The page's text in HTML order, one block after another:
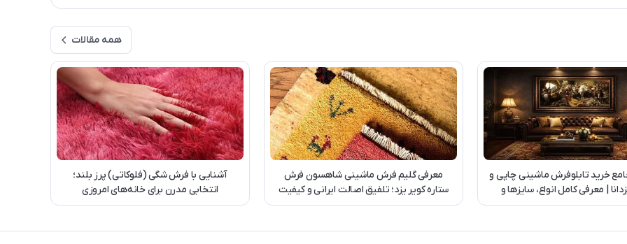
همه مقالات
خرید تابلوفرش ماشینی چاپی و
| معرفی کامل انواع، سایزها و
سفارش اختصاصی
معرفی گلیم فرش ماشینی شاهسون فرش
ستاره کویر یزد؛ تلفیق اصالت ایرانی و کیفیت
روز
آشنایی با فرش شگی (فلوکاتی) پرز بلند؛
انتخابی مدرن برای خانه‌های امروزی